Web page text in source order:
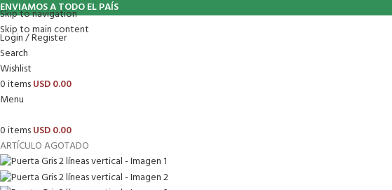
Skip to navigation
Skip to main content
ENVIAMOS A TODO EL PAÍS
Login / Register
Search
Wishlist
0itemsUSD0.00
Menu
0itemsUSD0.00
ARTÍCULO AGOTADO